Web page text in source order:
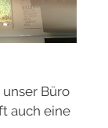
Büro
auch eine